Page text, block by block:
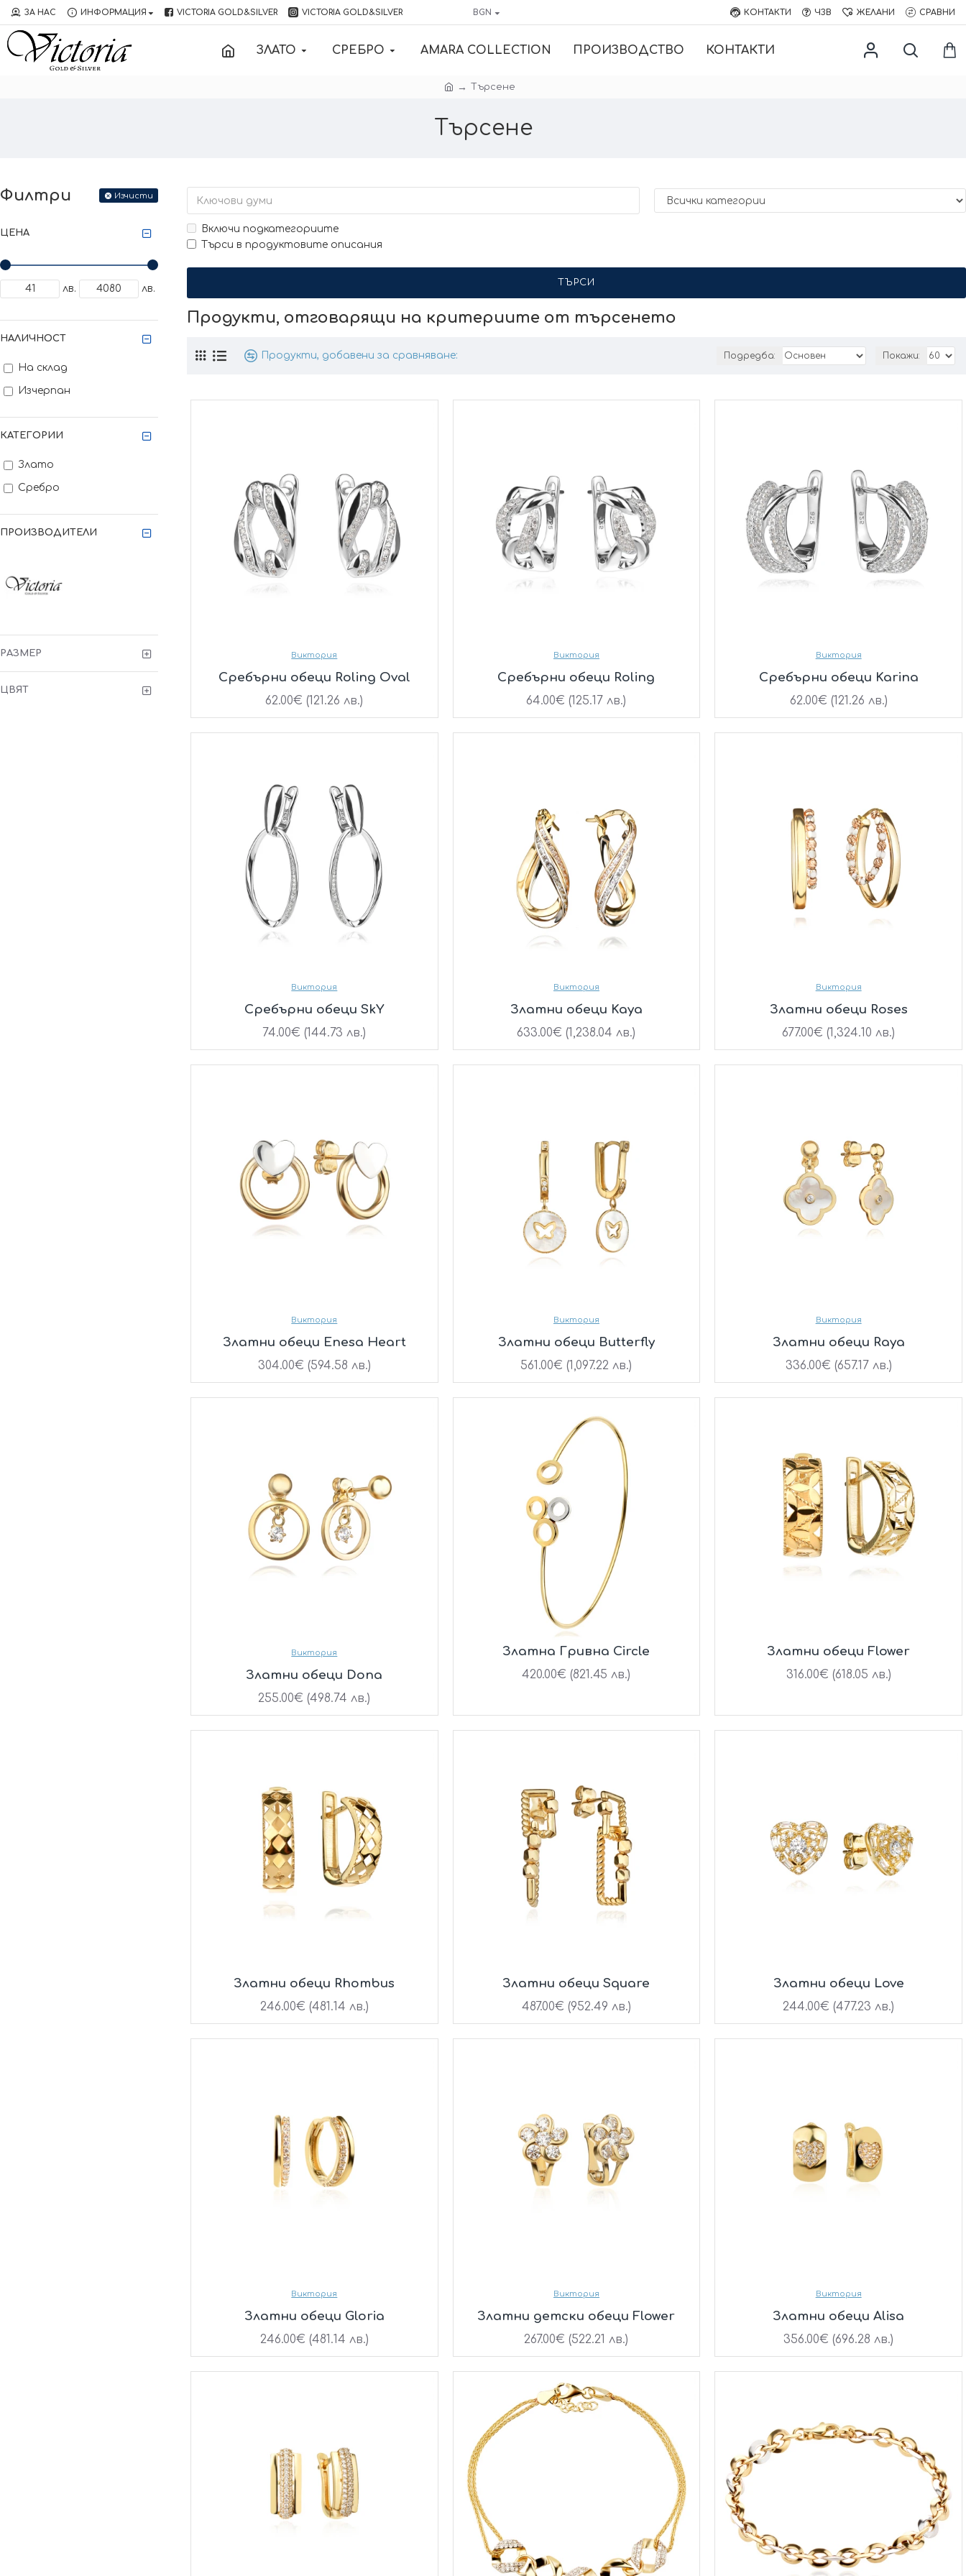
ЗА НАС ИНФОРМАЦИЯ VICTORIA GOLD&SILVER VICTORIA GOLD&SILVER BGN КОНТАКТИ ЧЗВ ЖЕЛАНИ СРАВНИ
ЗЛАТО СРЕБРО AMARA COLLECTION ПРОИЗВОДСТВО КОНТАКТИ
Търсене
Търсене
Филтри Изчисти
ЦЕНА
лв. лв.
КАТЕГОРИИ
Злато
Сребро
ПРОИЗВОДИТЕЛИ
РАЗМЕР
ЦВЯТ
НАЛИЧНОСТ
На склад
Изчерпан
Включи подкатегориите
Търси в продуктовите описания
ТЪРСИ
Продукти, отговарящи на критериите от търсенето
Продукти, добавени за сравняване: Подредба: Покажи:
Виктория
Сребърни обеци Roling Oval
62.00€ (121.26 лв.)
Виктория
Сребърни обеци Roling
64.00€ (125.17 лв.)
Виктория
Сребърни обеци Karina
62.00€ (121.26 лв.)
Виктория
Сребърни обеци SkY
74.00€ (144.73 лв.)
Виктория
Златни обеци Kaya
633.00€ (1,238.04 лв.)
Виктория
Златни обеци Roses
677.00€ (1,324.10 лв.)
Виктория
Златни обеци Enesa Heart
304.00€ (594.58 лв.)
Виктория
Златни обеци Butterfly
561.00€ (1,097.22 лв.)
Виктория
Златни обеци Raya
336.00€ (657.17 лв.)
Виктория
Златни обеци Dona
255.00€ (498.74 лв.)
Златна Гривна Circle
420.00€ (821.45 лв.)
Златни обеци Flower
316.00€ (618.05 лв.)
Златни обеци Rhombus
246.00€ (481.14 лв.)
Златни обеци Square
487.00€ (952.49 лв.)
Златни обеци Love
244.00€ (477.23 лв.)
Виктория
Златни обеци Gloria
246.00€ (481.14 лв.)
Виктория
Златни детски обеци Flower
267.00€ (522.21 лв.)
Виктория
Златни обеци Alisa
356.00€ (696.28 лв.)